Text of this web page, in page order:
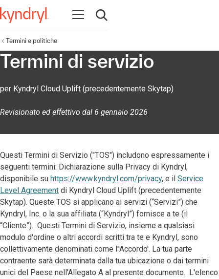
Apri la navigazione
Apri ricerca
Termini e politiche
Termini di servizio
per Kyndryl Cloud Uplift (precedentemente Skytap)
Revisionato ed effettivo dal 6 gennaio 2026
Questi Termini di Servizio ("TOS") includono espressamente i
seguenti termini: Dichiarazione sulla Privacy di Kyndryl,
disponibile su https://www.kyndryl.com/privacy, e il Service
Level Agreement di Kyndryl Cloud Uplift (precedentemente
Skytap). Queste TOS si applicano ai servizi (“Servizi”) che
Kyndryl, Inc. o la sua affiliata (“Kyndryl”) fornisce a te (il
“Cliente”). Questi Termini di Servizio, insieme a qualsiasi
modulo d'ordine o altri accordi scritti tra te e Kyndryl, sono
collettivamente denominati come l''Accordo'. La tua parte
contraente sarà determinata dalla tua ubicazione o dai termini
unici del Paese nell'Allegato A al presente documento. L'elenco